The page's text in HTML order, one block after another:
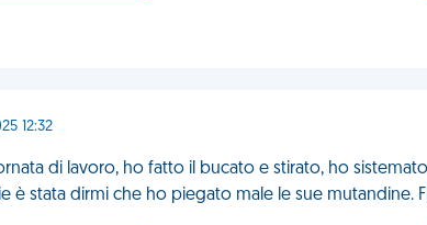
12:32
di lavoro, ho fatto il bucato e stirato, ho
è stata dirmi che ho piegato male le sue mutandine.